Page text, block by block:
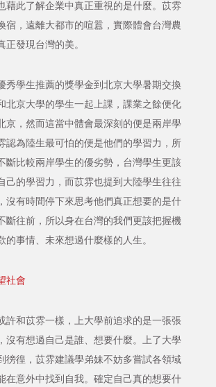
藉此了解企業中真正重視的是什麼。苡雰
宿，遠離大都市的喧囂，實際體會台灣農
正發現台灣的美。
秀學生推薦的獎學金到北京大學暑期交換
北京大學的學生一起上課，課業之餘便化
京，然而這當中體會最深刻的便是兩岸學
認為陸生最可怕的便是他們的學習力，所
斷比較兩岸學生的優劣勢，台灣學生更該
己的學習力，而苡雰也提到大陸學生往往
沒有時間停下來思考他們真正想要的是什
斷往前，所以身在台灣的我們更該把握機
的事情、未來想過什麼樣的人生。
社會
許和苡雰一樣，上大學前追求的是一張張
沒有想過自己是誰、想要什麼。上了大學
徬徨，苡雰建議學弟妹不妨多嘗試各領域
在意外中找到自我。確定自己真的想要什